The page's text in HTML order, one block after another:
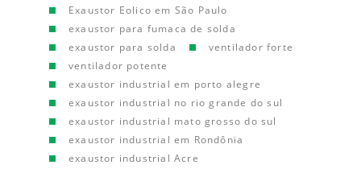
Exaustor Eolico em São Paulo
exaustor para fumaca de solda
exaustor para solda
ventilador forte
ventilador potente
exaustor industrial em porto alegre
exaustor industrial no rio grande do sul
exaustor industrial mato grosso do sul
exaustor industrial em Rondônia
exaustor industrial Acre